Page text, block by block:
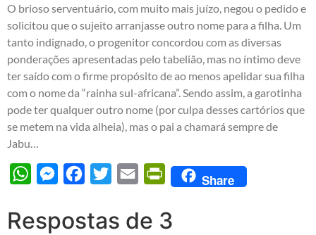
O brioso serventuário, com muito mais juízo, negou o pedido e
solicitou que o sujeito arranjasse outro nome para a filha. Um
tanto indignado, o progenitor concordou com as diversas
ponderações apresentadas pelo tabelião, mas no íntimo deve
ter saído com o firme propósito de ao menos apelidar sua filha
com o nome da “rainha sul-africana”. Sendo assim, a garotinha
pode ter qualquer outro nome (por culpa desses cartórios que
se metem na vida alheia), mas o pai a chamará sempre de
Jabu…
WhatsAppMessengerFacebook
Twitter Email PrintFriendly
Share
Respostas de 3